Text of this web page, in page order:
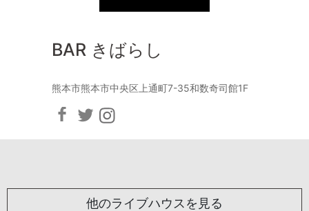
BAR きばらし
熊本市熊本市中央区上通町7-35和数奇司館1F
他のライブハウスを見る